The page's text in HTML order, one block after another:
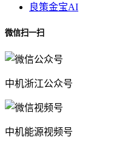
良策金宝AI
微信扫一扫
中机浙江公众号
中机能源视频号